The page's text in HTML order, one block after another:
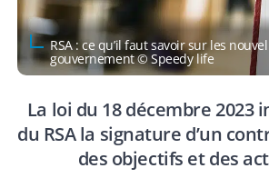
RSA : ce qu’il faut savoir sur les
gouvernement © Speedy life
La loi du 18 décembre
du RSA la signature d’un
des objectifs et des